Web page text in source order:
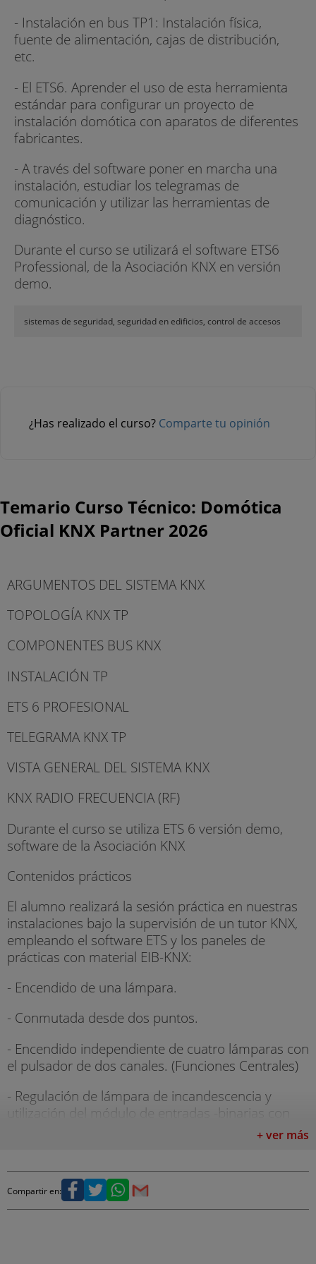
- Instalación en bus TP1: Instalación física,
fuente de alimentación, cajas de distribución,
etc.
- El ETS6. Aprender el uso de esta herramienta
estándar para configurar un proyecto de
instalación domótica con aparatos de diferentes
fabricantes.
- A través del software poner en marcha una
instalación, estudiar los telegramas de
comunicación y utilizar las herramientas de
diagnóstico.
Durante el curso se utilizará el software ETS6
Professional, de la Asociación KNX en versión
demo.
sistemas de seguridad, seguridad en edificios, control de accesos
¿Has realizado el curso? Comparte tu opinión
Temario Curso Técnico: Domótica
Oficial KNX Partner 2026
ARGUMENTOS DEL SISTEMA KNX
TOPOLOGÍA KNX TP
COMPONENTES BUS KNX
INSTALACIÓN TP
ETS 6 PROFESIONAL
TELEGRAMA KNX TP
VISTA GENERAL DEL SISTEMA KNX
KNX RADIO FRECUENCIA (RF)
Durante el curso se utiliza ETS 6 versión demo,
software de la Asociación KNX
Contenidos prácticos
El alumno realizará la sesión práctica en nuestras
instalaciones bajo la supervisión de un tutor KNX,
empleando el software ETS y los paneles de
prácticas con material EIB-KNX:
- Encendido de una lámpara.
- Conmutada desde dos puntos.
- Encendido independiente de cuatro lámparas con
el pulsador de dos canales. (Funciones Centrales)
- Regulación de lámpara de incandescencia y
utilización del módulo de entradas -binarias con
canales.
- Dimmer fluorescente y sensor pulsador IR.
+ ver más
Compartir en: